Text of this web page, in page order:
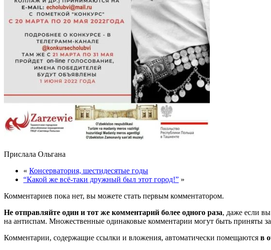
Прислала Ольгана
« Консерватория, шестидесятые годы
“Какой же всё-таки дружный был этот город!” »
Комментариев пока нет, вы можете стать первым комментатором.
Не отправляйте один и тот же комментарий более одного раза, даже если
на антиспам. Множественные одинаковые комментарии могут быть приняты за
Комментарии, содержащие ссылки и вложения, автоматически помещаются в